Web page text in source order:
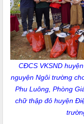
CĐCS VKSND
nguyện Ngôi trường
Phu Luông, Phòng
chữ thập đỏ huyện